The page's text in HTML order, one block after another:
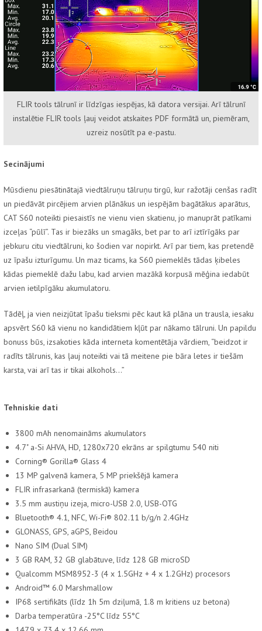
FLIR tools tālrunī ir līdzīgas iespējas, kā datora versijai. Arī tālrunī
instalētie FLIR tools ļauj veidot atskaites PDF formātā un, piemēram,
uzreiz nosūtīt pa e-pastu.
Secinājumi
Mūsdienu piesātinātajā viedtālruņu tālruņu tirgū, kur ražotāji cenšas radīt
un piedāvāt pircējiem arvien plānākus un iespējām bagātākus aparātus,
CAT S60 noteikti piesaistīs ne vienu vien skatienu, jo manuprāt patīkami
izceļas “pūlī”. Tas ir biezāks un smagāks, bet par to arī iztīrīgāks par
jebkuru citu viedtālruni, ko šodien var nopirkt. Arī par tiem, kas pretendē
uz īpašu izturīgumu. Un maz ticams, ka S60 piemeklēs tādas ķibeles
kādas piemeklē dažu labu, kad arvien mazākā korpusā mēģina iedabūt
arvien ietilpīgāku akumulatoru.
Tādēļ, ja vien neizjūtat īpašu tieksmi pēc kaut kā plāna un trausla, iesaku
apsvērt S60 kā vienu no kandidātiem kļūt par nākamo tālruni. Un papildu
bonuss būs, izsakoties kāda interneta komentētāja vārdiem, “beidzot ir
radīts tālrunis, kas ļauj noteikti vai tā meitene pie bāra letes ir tiešām
karsta, vai arī tas ir tikai alkohols...”
Tehniskie dati
3800 mAh nenomaināms akumulators
4.7" a-Si AHVA, HD, 1280x720 ekrāns ar spilgtumu 540 niti
Corning® Gorilla® Glass 4
13 MP galvenā kamera, 5 MP priekšējā kamera
FLIR infrasarkanā (termiskā) kamera
3.5 mm austiņu izeja, micro-USB 2.0, USB-OTG
Bluetooth® 4.1, NFC, Wi-Fi® 802.11 b/g/n 2.4GHz
GLONASS, GPS, aGPS, Beidou
Nano SIM (Dual SIM)
3 GB RAM, 32 GB glabātuve, līdz 128 GB microSD
Qualcomm MSM8952-3 (4 x 1.5GHz + 4 x 1.2GHz) procesors
Android™ 6.0 Marshmallow
IP68 sertifikāts (līdz 1h 5m dziļumā, 1.8 m kritiens uz betona)
Darba temperatūra -25°C līdz 55°C